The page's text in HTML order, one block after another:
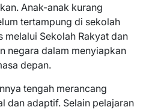
Anak-anak kurang
tertampung di sekolah
melalui Sekolah Rakyat dan
negara dalam menyiapkan
depan.
tengah merancang
dan adaptif. Selain pelajaran